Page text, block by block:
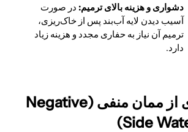
دشواری و هزینه بالای ترمیم: در صورت
آسیب دیدن لایه آب‌بند پس از خاک‌ریزی،
ترمیم آن نیاز به حفاری مجدد و هزینه زیاد
دارد.
۳.۲. آب بندی از ممان منفی (Negative
Side